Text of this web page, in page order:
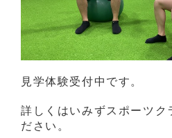
見学体験受付中です。
詳しくはいみずスポーツク
ださい。